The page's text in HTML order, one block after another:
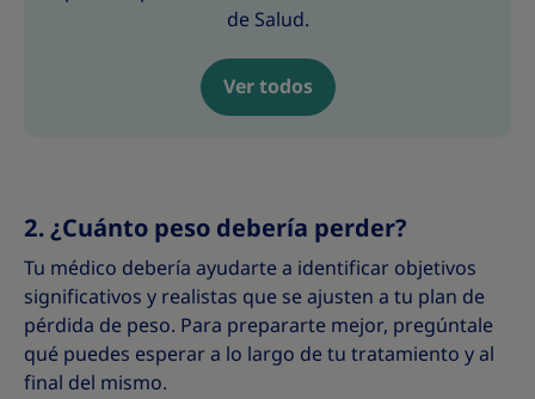
de Salud.
Ver todos
2. ¿Cuánto peso debería perder?
Tu médico debería ayudarte a identificar objetivos
significativos y realistas que se ajusten a tu plan de
pérdida de peso. Para prepararte mejor, pregúntale
qué puedes esperar a lo largo de tu tratamiento y al
final del mismo.